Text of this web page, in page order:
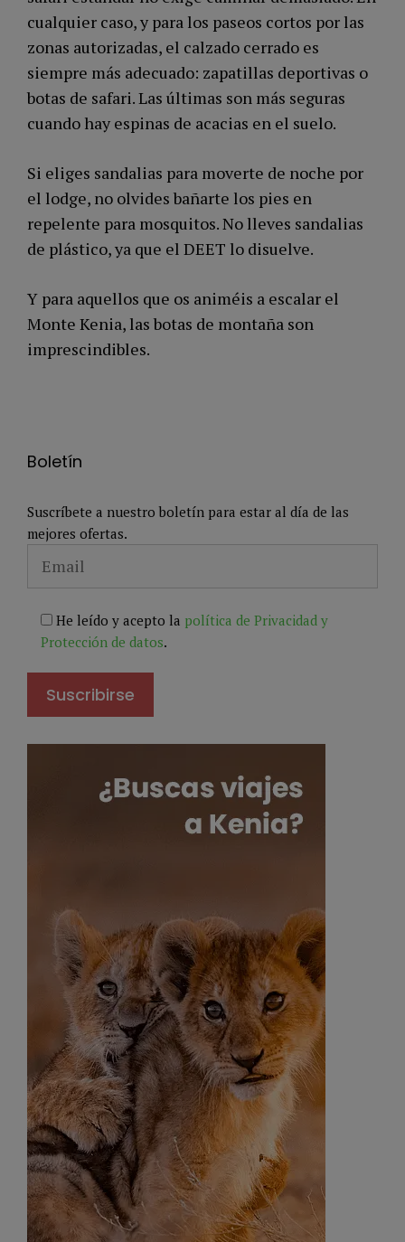
cualquier caso, y para los paseos cortos por las
zonas autorizadas, el calzado cerrado es
siempre más adecuado: zapatillas deportivas o
botas de safari. Las últimas son más seguras
cuando hay espinas de acacias en el suelo.
Si eliges sandalias para moverte de noche por
el lodge, no olvides bañarte los pies en
repelente para mosquitos. No lleves sandalias
de plástico, ya que el DEET lo disuelve.
Y para aquellos que os animéis a escalar el
Monte Kenia, las botas de montaña son
imprescindibles.
Boletín
Suscríbete a nuestro boletín para estar al día de las
mejores ofertas.
He leído y acepto la política de Privacidad y
Protección de datos.